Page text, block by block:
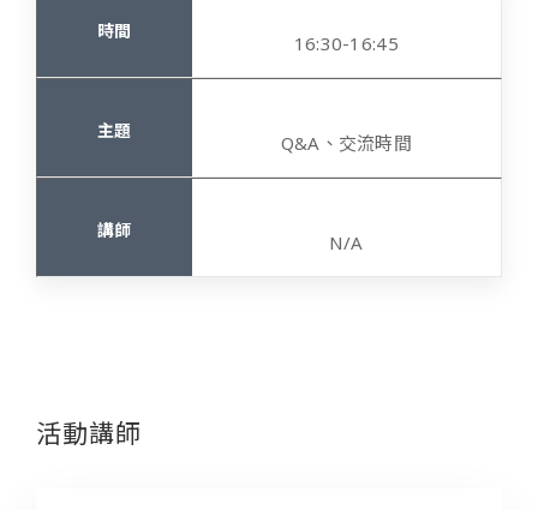
16:30-16:45
Q&A、交流時間
N/A
活動講師